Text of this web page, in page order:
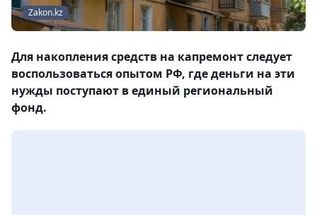
Zakon.kz
Для накопления средств на капремонт следует
воспользоваться опытом РФ, где деньги на эти
нужды поступают в единый региональный
фонд.